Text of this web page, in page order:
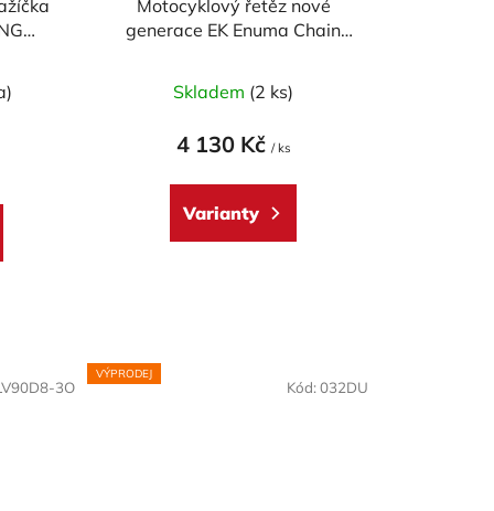
Motocyklový řetěz nové
generace EK Enuma Chain
Skladem (2 ks)
4 130 Kč / ks
Varianty
3O
VÝPRODEJ
Kód:032DU